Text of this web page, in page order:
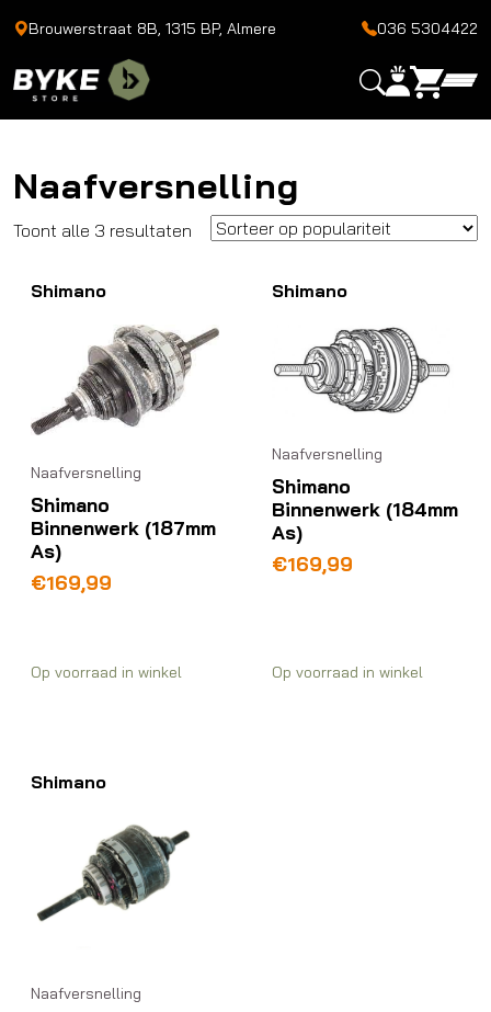
Brouwerstraat 8B, 1315 BP, Almere 036 5304422
Naafversnelling
Toont alle 3 resultaten Gesorteerd
populariteit
Shimano
Naafversnelling
Shimano
Binnenwerk (187mm
As)
€169,99
Op voorraad in winkel
Shimano
Naafversnelling
Shimano
Binnenwerk (184mm
As)
€169,99
Op voorraad in winkel
Shimano
Naafversnelling